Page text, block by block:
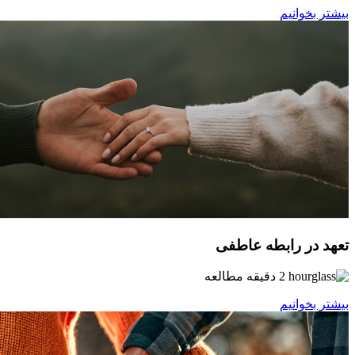
بیشتر بخوانیم
تعهد در رابطه عاطفی
بیشتر بخوانیم